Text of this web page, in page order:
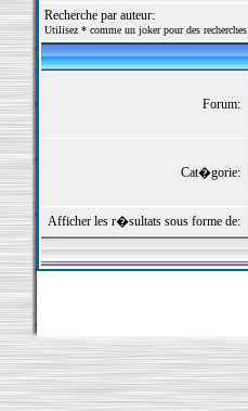
Recherche par auteur:
Utilisez * comme un joker pour des
Forum:
Cat�gorie:
Afficher les r�sultats sous forme de: